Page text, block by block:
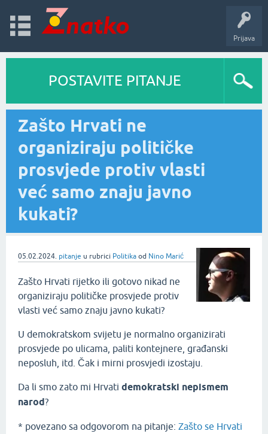
Prijava
POSTAVITE PITANJE
Zašto Hrvati ne
organiziraju političke
prosvjede protiv vlasti
već samo znaju javno
kukati?
05.02.2024. pitanje u rubrici Politika od Nino Marić
Zašto Hrvati rijetko ili gotovo nikad ne
organiziraju političke prosvjede protiv
vlasti već samo znaju javno kukati?
U demokratskom svijetu je normalno organizirati
prosvjede po ulicama, paliti kontejnere, građanski
neposluh, itd. Čak i mirni prosvjedi izostaju.
Da li smo zato mi Hrvati demokratski nepismem
narod?
* povezano sa odgovorom na pitanje: Zašto se Hrvati